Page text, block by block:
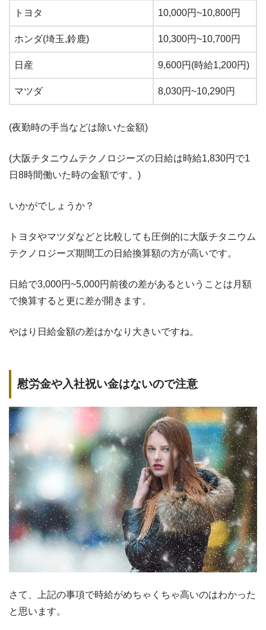
トヨタ 10,000円~10,800円
ホンダ(埼玉,鈴鹿) 10,300円~10,700円
日産 9,600円(時給1,200円)
マツダ 8,030円~10,290円
(夜勤時の手当などは除いた金額)
(大阪チタニウムテクノロジーズの日給は時給1,830円で1
日8時間働いた時の金額です。)
いかがでしょうか？
トヨタやマツダなどと比較しても圧倒的に大阪チタニウム
テクノロジーズ期間工の日給換算額の方が高いです。
日給で3,000円~5,000円前後の差があるということは月額
で換算すると更に差が開きます。
やはり日給金額の差はかなり大きいですね。
慰労金や入社祝い金はないので注意
さて、上記の事項で時給がめちゃくちゃ高いのはわかった
と思います。